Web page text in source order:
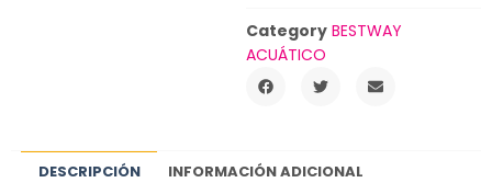
Category BESTWAY
ACUÁTICO
DESCRIPCIÓN INFORMACIÓN ADICIONAL